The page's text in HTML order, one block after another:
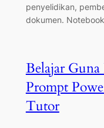
penyelidikan,
dokumen.
Belajar
Prompt
Tutor